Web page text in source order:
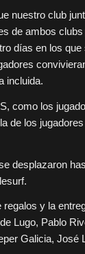
nuestro club
de ambos
días en los
incluida.
como los
de los
desplazaron
y la
Lugo, Pablo
Galicia, José